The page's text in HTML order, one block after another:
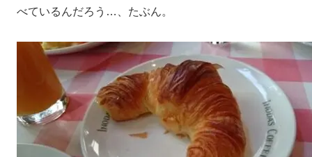
べているんだろう…、たぶん。